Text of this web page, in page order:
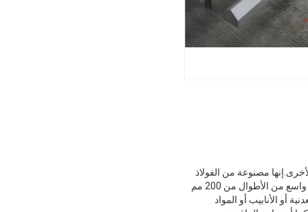
مصنوعة من الفولاذ
الكربوني عالي الجودة بصلابة تصل إلى HRC58-62 ، وحوافها حادة وحتى بعد معالجة التلميع.إنها متوفرة في نطاق واسع من الأطوال من 200 مم
أو الأنابيب أو المواد